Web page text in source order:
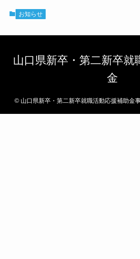
お知らせ
山口県新卒・第二新卒就
金
© 山口県新卒・第二新卒就職活動応援補助金